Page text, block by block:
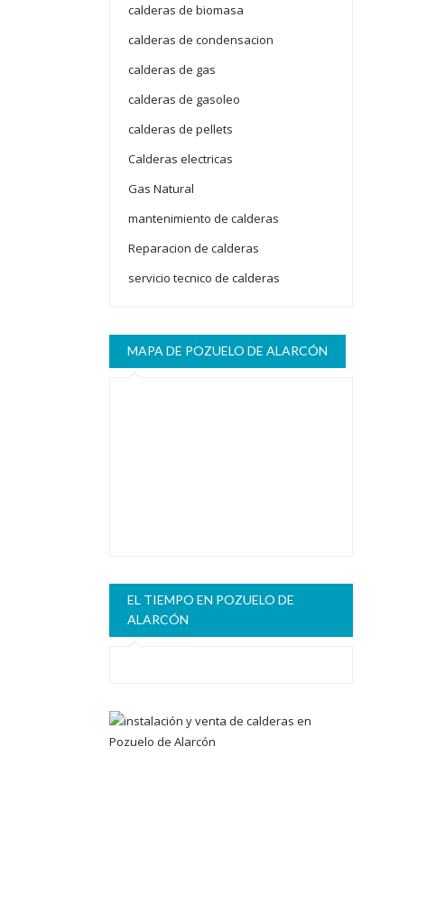
calderas de biomasa
calderas de condensacion
calderas de gas
calderas de gasoleo
calderas de pellets
Calderas electricas
Gas Natural
mantenimiento de calderas
Reparacion de calderas
servicio tecnico de calderas
MAPA DE POZUELO DE ALARCÓN
EL TIEMPO EN POZUELO DE
ALARCÓN